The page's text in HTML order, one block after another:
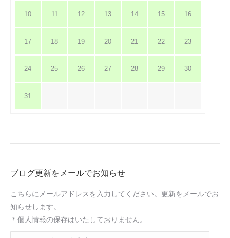
10 11 12 13 14 15 16
17 18 19 20 21 22 23
24 25 26 27 28 29 30
31
ブログ更新をメールでお知らせ
こちらにメールアドレスを入力してください。更新をメールでお
知らせします。
＊個人情報の保存はいたしておりません。